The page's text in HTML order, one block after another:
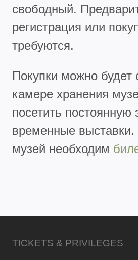
свободный.
регистрация или
требуются.
Покупки можно будет
камере хранения
посетить постоянную
временные
музей необходим
TICKETS & PRIVILEGES